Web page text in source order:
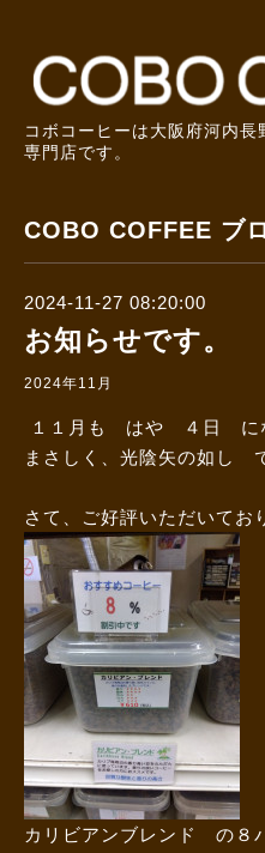
コボコーヒーは大阪府河内
専門店です。
COBO COFFEE ブ
2024-11-27 08:20:00
お知らせです。
2024年11月
１１月も はや ４日 にな
まさしく、光陰矢の如し
さて、ご好評いただいてお
カリビアンブレンド の８